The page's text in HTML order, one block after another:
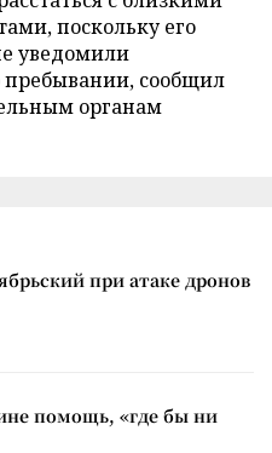
поскольку его
уведомили
сообщил
органам
при атаке дронов
помощь, «где бы ни